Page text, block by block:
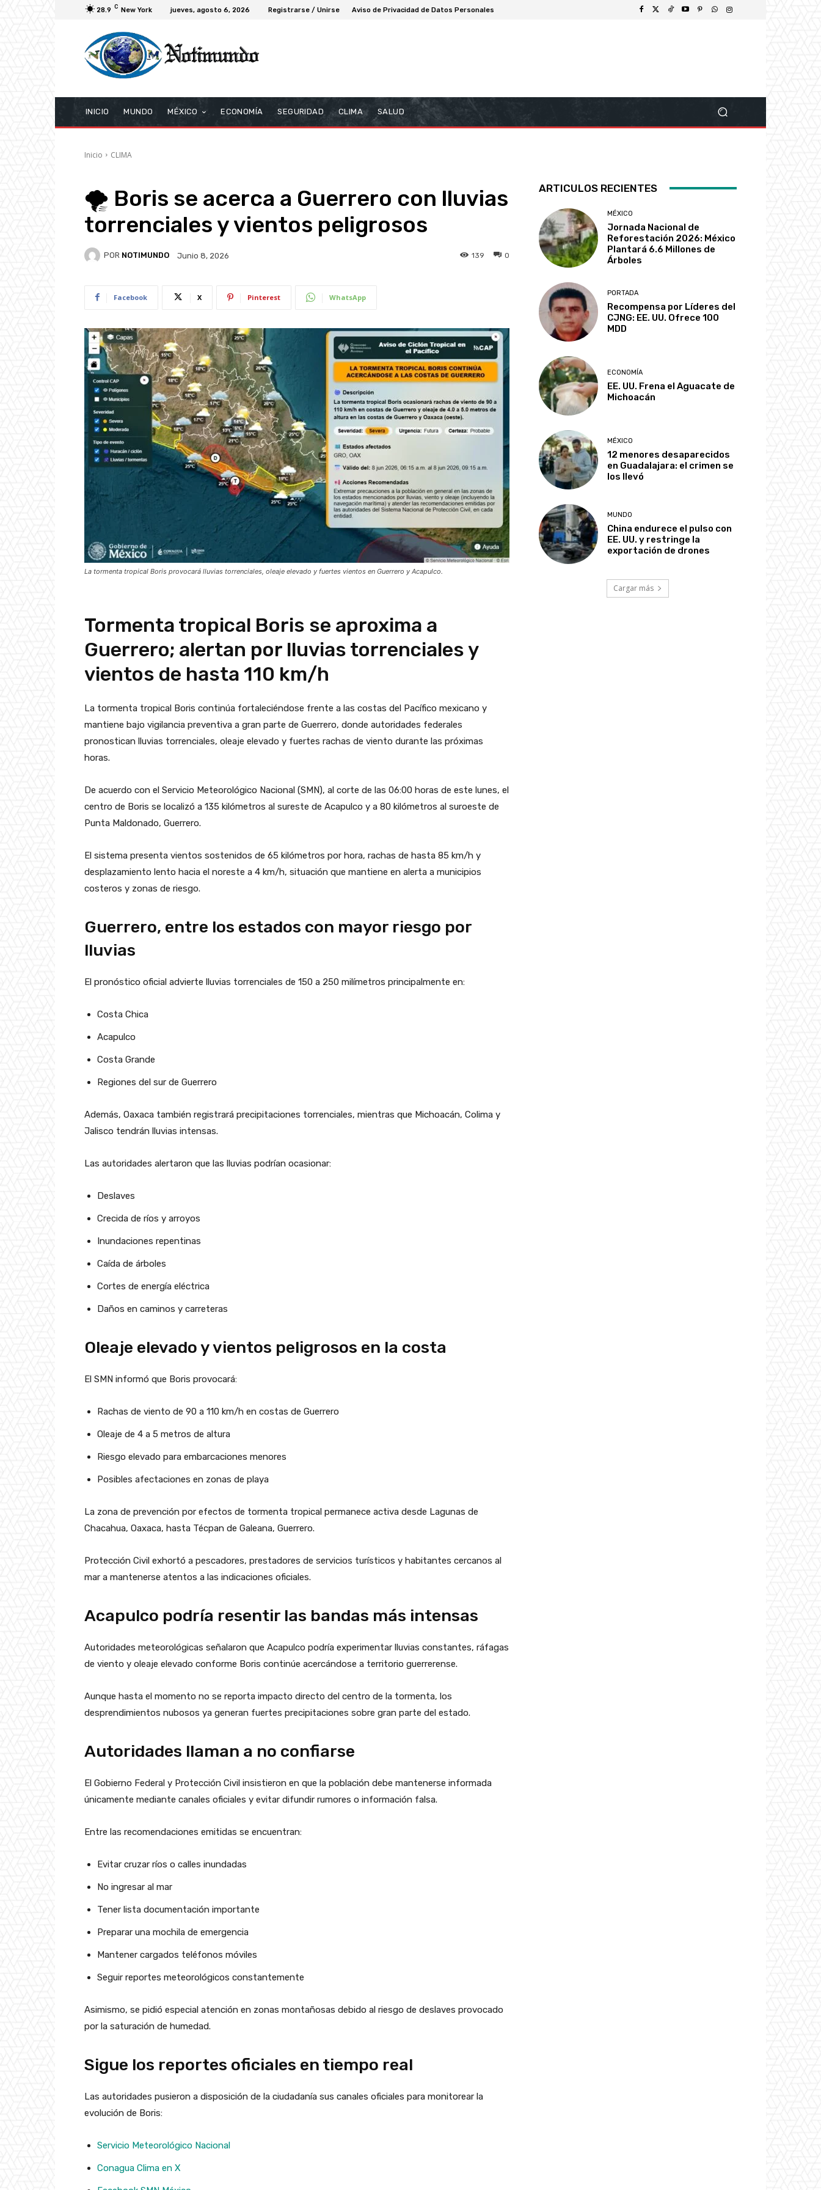
28.9 C New York jueves, agosto 6, 2026 Registrarse / Unirse Aviso de Privacidad de Datos Personales
INICIO MUNDO MÉXICO ECONOMÍA SEGURIDAD CLIMA SALUD
Inicio CLIMA
🌪️ Boris se acerca a Guerrero con lluvias
torrenciales y vientos peligrosos
POR NOTIMUNDO Junio 8, 2026 0
139
Facebook X Pinterest WhatsApp
La tormenta tropical Boris provocará lluvias torrenciales, oleaje elevado y fuertes vientos en Guerrero y Acapulco.
Tormenta tropical Boris se aproxima a
Guerrero; alertan por lluvias torrenciales y
vientos de hasta 110 km/h
La tormenta tropical Boris continúa fortaleciéndose frente a las costas del Pacífico mexicano y
mantiene bajo vigilancia preventiva a gran parte de Guerrero, donde autoridades federales
pronostican lluvias torrenciales, oleaje elevado y fuertes rachas de viento durante las próximas
horas.
De acuerdo con el Servicio Meteorológico Nacional (SMN), al corte de las 06:00 horas de este lunes, el
centro de Boris se localizó a 135 kilómetros al sureste de Acapulco y a 80 kilómetros al suroeste de
Punta Maldonado, Guerrero.
El sistema presenta vientos sostenidos de 65 kilómetros por hora, rachas de hasta 85 km/h y
desplazamiento lento hacia el noreste a 4 km/h, situación que mantiene en alerta a municipios
costeros y zonas de riesgo.
Guerrero, entre los estados con mayor riesgo por
lluvias
El pronóstico oficial advierte lluvias torrenciales de 150 a 250 milímetros principalmente en:
Costa Chica
Acapulco
Costa Grande
Regiones del sur de Guerrero
Además, Oaxaca también registrará precipitaciones torrenciales, mientras que Michoacán, Colima y
Jalisco tendrán lluvias intensas.
Las autoridades alertaron que las lluvias podrían ocasionar:
Deslaves
Crecida de ríos y arroyos
Inundaciones repentinas
Caída de árboles
Cortes de energía eléctrica
Daños en caminos y carreteras
Oleaje elevado y vientos peligrosos en la costa
El SMN informó que Boris provocará:
Rachas de viento de 90 a 110 km/h en costas de Guerrero
Oleaje de 4 a 5 metros de altura
Riesgo elevado para embarcaciones menores
Posibles afectaciones en zonas de playa
La zona de prevención por efectos de tormenta tropical permanece activa desde Lagunas de
Chacahua, Oaxaca, hasta Técpan de Galeana, Guerrero.
Protección Civil exhortó a pescadores, prestadores de servicios turísticos y habitantes cercanos al
mar a mantenerse atentos a las indicaciones oficiales.
Acapulco podría resentir las bandas más intensas
Autoridades meteorológicas señalaron que Acapulco podría experimentar lluvias constantes, ráfagas
de viento y oleaje elevado conforme Boris continúe acercándose a territorio guerrerense.
Aunque hasta el momento no se reporta impacto directo del centro de la tormenta, los
desprendimientos nubosos ya generan fuertes precipitaciones sobre gran parte del estado.
Autoridades llaman a no confiarse
El Gobierno Federal y Protección Civil insistieron en que la población debe mantenerse informada
únicamente mediante canales oficiales y evitar difundir rumores o información falsa.
Entre las recomendaciones emitidas se encuentran:
Evitar cruzar ríos o calles inundadas
No ingresar al mar
Tener lista documentación importante
Preparar una mochila de emergencia
Mantener cargados teléfonos móviles
Seguir reportes meteorológicos constantemente
Asimismo, se pidió especial atención en zonas montañosas debido al riesgo de deslaves provocado
por la saturación de humedad.
Sigue los reportes oficiales en tiempo real
Las autoridades pusieron a disposición de la ciudadanía sus canales oficiales para monitorear la
evolución de Boris:
Servicio Meteorológico Nacional
Conagua Clima en X
ARTICULOS RECIENTES
MÉXICO
Jornada Nacional de
Reforestación 2026: México
Plantará 6.6 Millones de
Árboles
PORTADA
Recompensa por Líderes del
CJNG: EE. UU. Ofrece 100
MDD
ECONOMÍA
EE. UU. Frena el Aguacate de
Michoacán
MÉXICO
12 menores desaparecidos
en Guadalajara: el crimen se
los llevó
MUNDO
China endurece el pulso con
EE. UU. y restringe la
exportación de drones
Cargar más